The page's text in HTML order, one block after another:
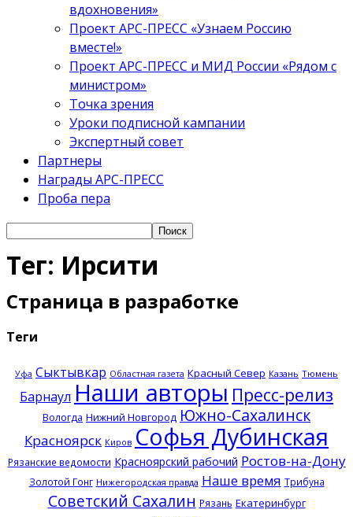
вдохновения»
Проект АРС-ПРЕСС «Узнаем Россию
вместе!»
Проект АРС-ПРЕСС и МИД России «Рядом с
министром»
Точка зрения
Уроки подписной кампании
Экспертный совет
Партнеры
Награды АРС-ПРЕСС
Проба пера
Тег: Ирсити
Страница в разработке
Теги
Уфа Сыктывкар Областная газета Красный Север Казань Тюмень
Барнаул Наши авторы Пресс-релиз
Вологда Нижний Новгород Южно-Сахалинск
Красноярск Киров Софья Дубинская
Рязанские ведомости Красноярский рабочий Ростов-на-Дону
Золотой Гонг Нижегородская правда Наше время Трибуна
Советский Сахалин Рязань Екатеринбург